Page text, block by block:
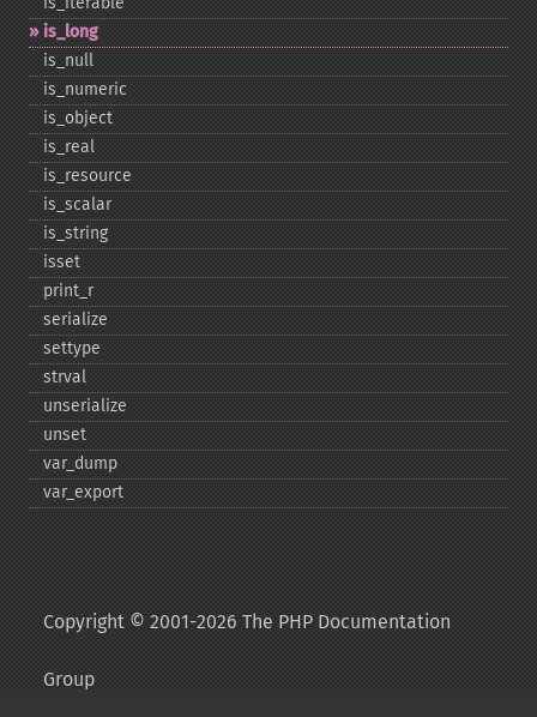
is_​long
is_​null
is_​numeric
is_​object
is_​real
is_​resource
is_​scalar
is_​string
isset
print_​r
serialize
settype
strval
unserialize
unset
var_​dump
var_​export
Copyright © 2001-2026 The PHP Documentation
Group